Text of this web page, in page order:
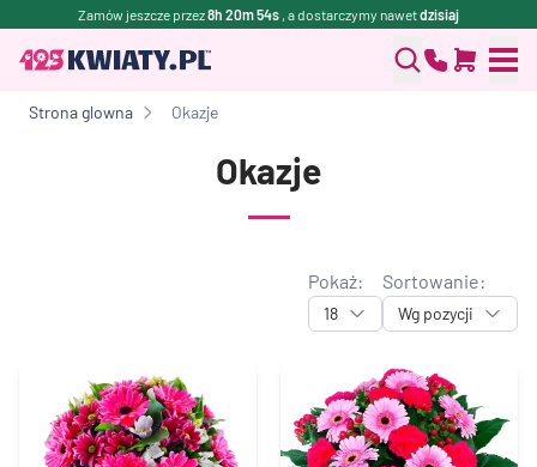
Zamów jeszcze przez8h 20m 54s , a dostarczymy nawetdzisiaj
Strona glowna Okazje
Okazje
Pokaż:
18
Sortowanie:
Wg pozycji